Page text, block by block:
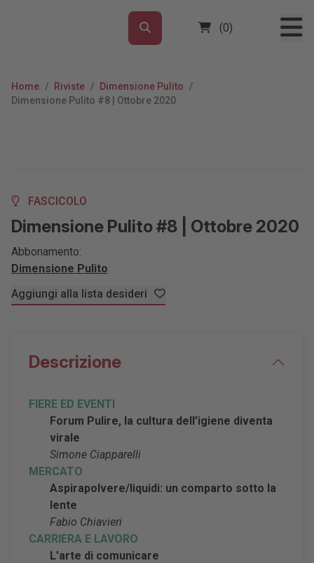
(0)
Home / Riviste / Dimensione Pulito
/
Dimensione Pulito #8 | Ottobre 2020
FASCICOLO
Dimensione Pulito #8 | Ottobre 2020
Abbonamento:
Dimensione Pulito
Aggiungi alla lista desideri
Descrizione
FIERE ED EVENTI
Forum Pulire, la cultura dell’igiene diventa
virale
Simone Ciapparelli
MERCATO
Aspirapolvere/liquidi: un comparto sotto la
lente
Fabio Chiavieri
CARRIERA E LAVORO
L’arte di comunicare